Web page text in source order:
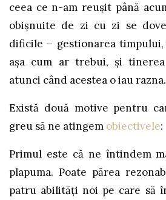
ceea ce n-am reușit până
obișnuite de zi cu zi se
dificile – gestionarea
așa cum ar trebui, și
atunci când acestea o iau razna.
Există două motive pentru
greu să ne atingem obiectivele:
Primul este că ne întindem
plapuma. Poate părea
patru abilități noi pe care să